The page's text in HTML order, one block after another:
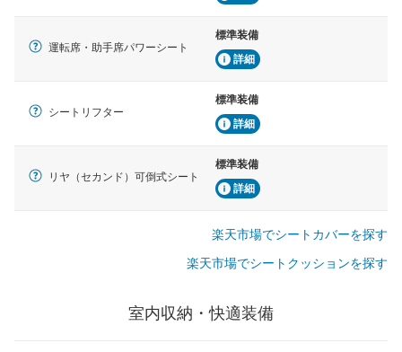
運転席・助手席パワーシート
標準装備
詳細
シートリフター
標準装備
詳細
リヤ（セカンド）可倒式シート
標準装備
詳細
楽天市場でシートカバーを探す
楽天市場でシートクッションを探す
室内収納・快適装備